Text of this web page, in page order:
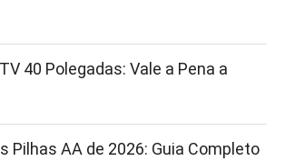
40 Polegadas: Vale a Pena a
Pilhas AA de 2026: Guia Completo